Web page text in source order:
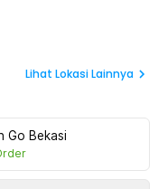
Lihat Lokasi Lainnya
Go Bekasi